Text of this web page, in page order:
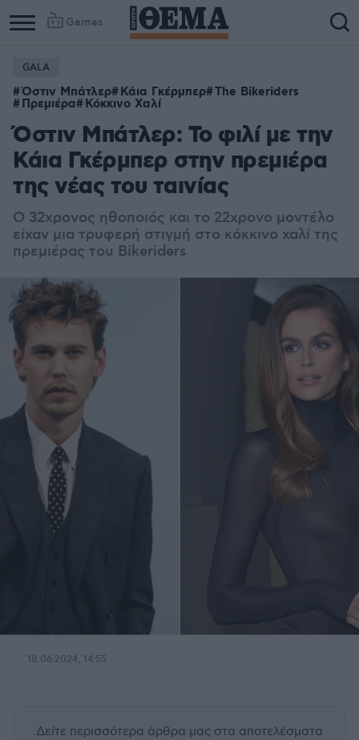
Games
Column
1
Column
2
GALA
Όστιν Μπάτλερ Κάια Γκέρμπερ The Bikeriders
Πρεμιέρα Κόκκινο Χαλί
Όστιν Μπάτλερ: Το φιλί με την
Κάια Γκέρμπερ στην πρεμιέρα
της νέας του ταινίας
Ο 32χρονος ηθοποιός και το 22χρονο μοντέλο
είχαν μια τρυφερή στιγμή στο κόκκινο χαλί της
πρεμιέρας του Bikeriders
18.06.2024, 14:55
Δείτε περισσότερα άρθρα μας στα αποτελέσματα